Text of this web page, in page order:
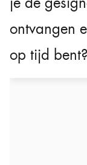
ontvangen
op tijd